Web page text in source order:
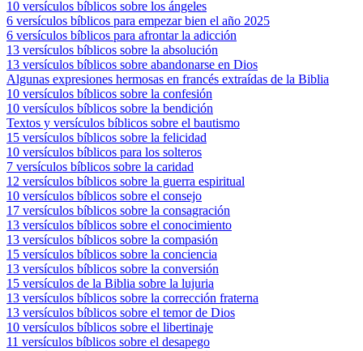
10 versículos bíblicos sobre los ángeles
6 versículos bíblicos para empezar bien el año 2025
6 versículos bíblicos para afrontar la adicción
13 versículos bíblicos sobre la absolución
13 versículos bíblicos sobre abandonarse en Dios
Algunas expresiones hermosas en francés extraídas de la Biblia
10 versículos bíblicos sobre la confesión
10 versículos bíblicos sobre la bendición
Textos y versículos bíblicos sobre el bautismo
15 versículos bíblicos sobre la felicidad
10 versículos bíblicos para los solteros
7 versículos bíblicos sobre la caridad
12 versículos bíblicos sobre la guerra espiritual
10 versículos bíblicos sobre el consejo
17 versículos bíblicos sobre la consagración
13 versículos bíblicos sobre el conocimiento
13 versículos bíblicos sobre la compasión
15 versículos bíblicos sobre la conciencia
13 versículos bíblicos sobre la conversión
15 versículos de la Biblia sobre la lujuria
13 versículos bíblicos sobre la corrección fraterna
13 versículos bíblicos sobre el temor de Dios
10 versículos bíblicos sobre el libertinaje
11 versículos bíblicos sobre el desapego